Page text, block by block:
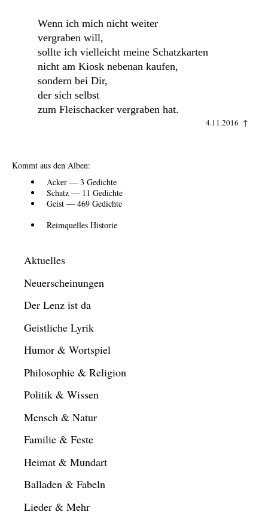
Wenn ich mich nicht weiter
vergraben will,
sollte ich vielleicht meine Schatzkarten
nicht am Kiosk nebenan kaufen,
sondern bei Dir,
der sich selbst
zum Fleischacker vergraben hat.
4.11.2016 ↑
Kommt aus den Alben:
Acker — 3 Gedichte
Schatz — 11 Gedichte
Geist — 469 Gedichte
Reimquelles Historie
Aktuelles
Neuerscheinungen
Der Lenz ist da
Geistliche Lyrik
Humor & Wortspiel
Philosophie & Religion
Politik & Wissen
Mensch & Natur
Familie & Feste
Heimat & Mundart
Balladen & Fabeln
Lieder & Mehr